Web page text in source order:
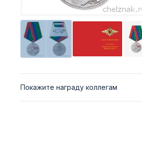
Покажите награду коллегам